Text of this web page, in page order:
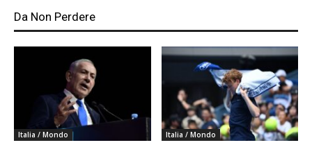
Da Non Perdere
Italia / Mondo Italia / Mondo